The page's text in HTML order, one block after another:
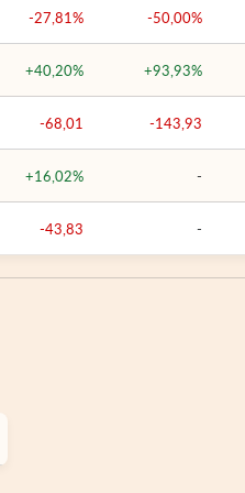
-27,81% -50,00%
+40,20% +93,93%
-68,01 -143,93
+16,02% -
-43,83 -